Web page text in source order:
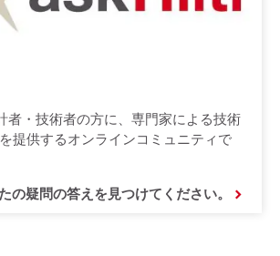
者・技術者の方に、専門家による技術
提供するオンラインコミュニティで
の疑問の答えを見つけてください。